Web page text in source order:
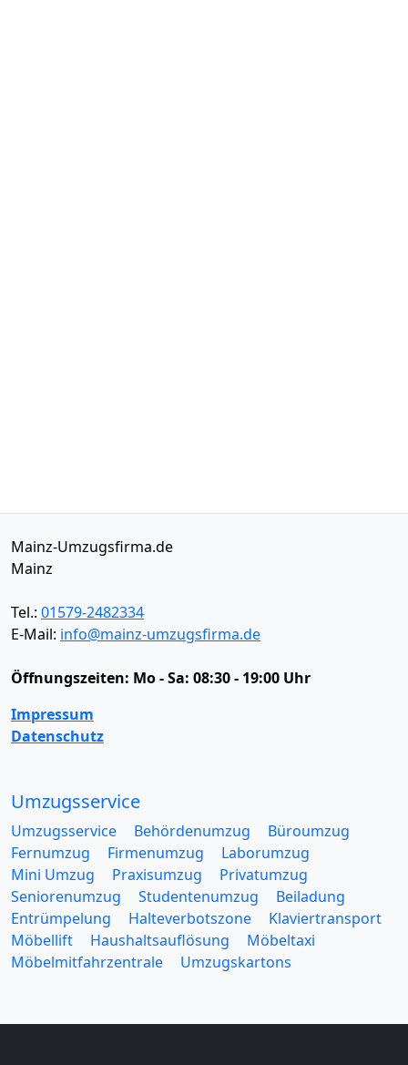
Mainz-Umzugsfirma.de
Mainz
Tel.: 01579-2482334
E-Mail: info@mainz-umzugsfirma.de
Öffnungszeiten: Mo - Sa: 08:30 - 19:00 Uhr
Impressum
Datenschutz
Umzugsservice
Umzugsservice Behördenumzug
Büroumzug
Fernumzug
Firmenumzug
Laborumzug
Mini Umzug
Praxisumzug
Privatumzug
Seniorenumzug
Studentenumzug
Beiladung
Entrümpelung
Halteverbotszone
Klaviertransport
Möbellift
Haushaltsauflösung
Möbeltaxi
Möbelmitfahrzentrale
Umzugskartons